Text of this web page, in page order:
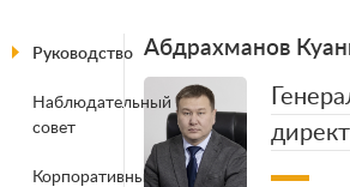
Руководство
Наблюдательный
совет
Корпоративные
Абдрахманов